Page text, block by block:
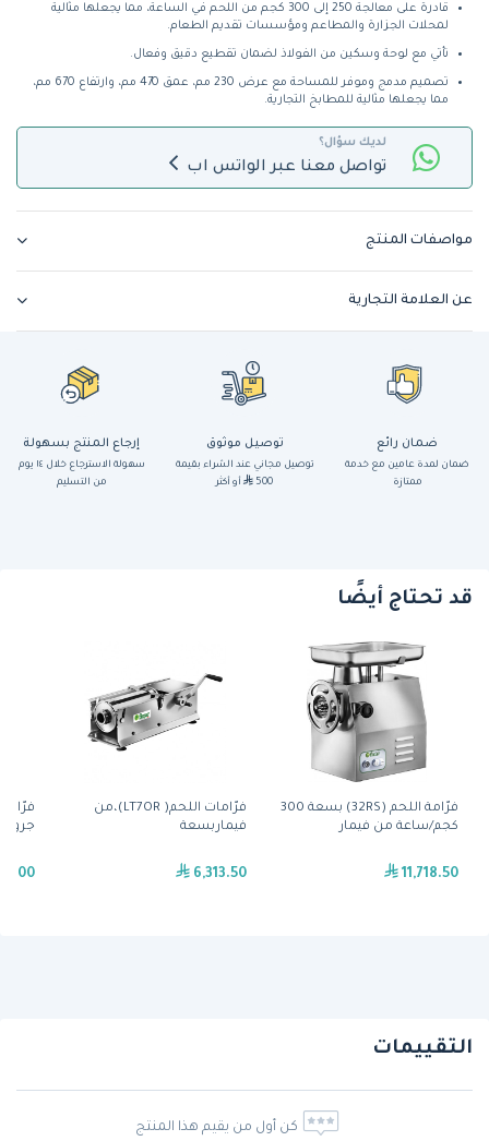
قادرة على معالجة 250 إلى 300 كجم من اللحم في الساعة، مما يجعلها مثالية
لمحلات الجزارة والمطاعم ومؤسسات تقديم الطعام.
تأتي مع لوحة وسكين من الفولاذ لضمان تقطيع دقيق وفعال.
تصميم مدمج وموفر للمساحة مع عرض 230 مم، عمق 470 مم، وارتفاع 670 مم،
مما يجعلها مثالية للمطابخ التجارية.
لديك سؤال؟
تواصل معنا عبر الواتس اب
مواصفات المنتج
عن العلامة التجارية
ضمان رائع
ضمان لمدة عامين مع خدمة
ممتازة
توصيل موثوق
توصيل مجاني عند الشراء بقيمة
500
أو أكثر
إرجاع المنتج بسهولة
سهولة الاسترجاع خلال ١٤ يوم
من التسليم
قد تحتاج أيضًا
فرّامة اللحم (32RS) بسعة 300
كجم/ساعة من فيمار
11,718.50
فرّامات اللحم( LT7OR)،من
فيماربسعة
6,313.50
التقييمات
كن أول من يقيم هذا المنتج